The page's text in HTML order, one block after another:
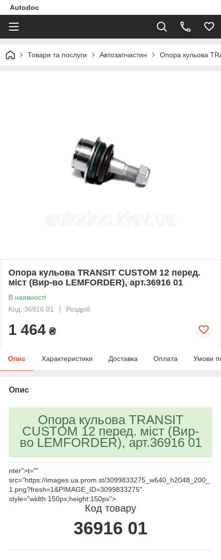
Autodoc
Товари та послуги Автозапчастин Опора кульова
Опора кульова TRANSIT CUSTOM 12 перед.
міст (Вир-во LEMFORDER), арт.36916 01
В наявності
Код: 36916 01
Роздріб
1 464 ₴
Опис Характеристики Доставка Оплата Умови
Опис
Опора кульова TRANSIT
CUSTOM 12 перед. міст (Вир-
во LEMFORDER), арт.36916 01
nter">t=""
src="https://images.ua.prom.st/3099833275_w640_h2048_200_
1.png?fresh=1&PIMAGE_ID=3099833275"
style="width:150px;height:150px">
Код товару
36916 01